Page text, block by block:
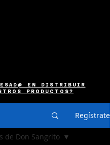
EN DISTRIBUIR
PRODUCTOS?
Regístrate
de Don Sangrito